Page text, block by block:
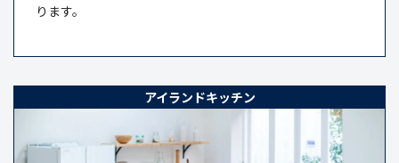
ります。
アイランドキッチン